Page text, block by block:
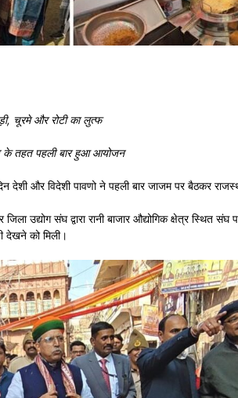
चूरमे और रोटी का लुत्फ
के तहत पहली बार हुआ आयोजन
देशी और विदेशी पावणो ने पहली बार जाजम पर बैठकर
उद्योग संघ द्वारा रानी बाजार औद्योगिक क्षेत्र स्थित संघ
देखने को मिली।